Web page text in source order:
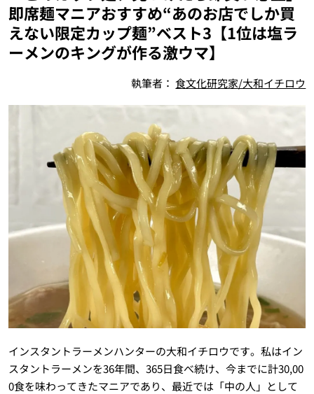
即席麺マニアおすすめ“あのお店でしか買
えない限定カップ麺”ベスト3【1位は塩ラ
ーメンのキングが作る激ウマ】
執筆者：食文化研究家/大和イチロウ
インスタントラーメンハンターの大和イチロウです。私はイン
スタントラーメンを36年間、365日食べ続け、今までに計30,00
0食を味わってきたマニアであり、最近では「中の人」として